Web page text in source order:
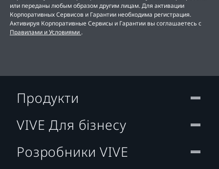
или переданы любым образом другим лицам. Для активации
Корпоративных Сервисов и Гарантии необходима регистрация.
Активируя Корпоративные Сервисы и Гарантии вы соглашаетесь с
Правилами и Условиями .
Продукти
VIVE Для бізнесу
Розробники VIVE